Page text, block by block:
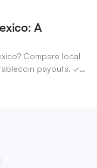
A
Compare local
payouts. ✓